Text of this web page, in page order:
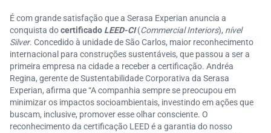
É com grande satisfação que a Serasa Experian anuncia a
conquista docertificado LEED-CI (Commercial Interiors), nível
Silver. Concedido à unidade de São Carlos, maior reconhecimento
internacional para construções sustentáveis, que passou a ser a
primeira empresa na cidade a receber a certificação. Andréa
Regina, gerente de Sustentabilidade Corporativa da Serasa
Experian, afirma que “A companhia sempre se preocupou em
minimizar os impactos socioambientais, investindo em ações que
buscam, inclusive, promover esse olhar consciente. O
reconhecimento da certificação LEED é a garantia do nosso